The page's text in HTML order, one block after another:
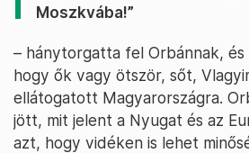
Moszkvába!”
– hánytorgatta fel Orbánnak,
hogy ők vagy ötször, sőt,
ellátogatott Magyarországra.
jött, mit jelent a Nyugat és az
azt, hogy vidéken is lehet